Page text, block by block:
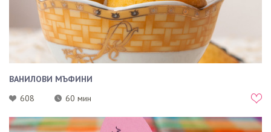
ВАНИЛОВИ МЪФИНИ
608
60 мин